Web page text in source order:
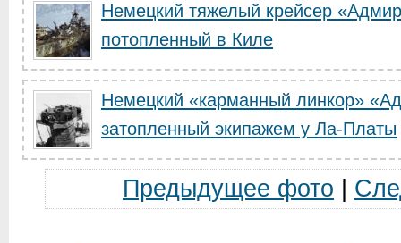
Немецкий тяжелый крейсер
потопленный в Киле
Немецкий «карманный линкор»
затопленный экипажем у Ла-Платы
Предыдущее фото